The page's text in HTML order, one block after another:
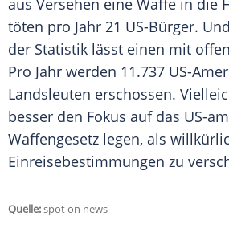
aus Versehen eine Waffe in die
töten pro Jahr 21 US-Bürger.
der Statistik lässt einen mit
Pro Jahr werden 11.737 US-
Landsleuten erschossen.
besser den Fokus auf das US-
Waffengesetz legen, als
Einreisebestimmungen zu
Quelle:spot on news